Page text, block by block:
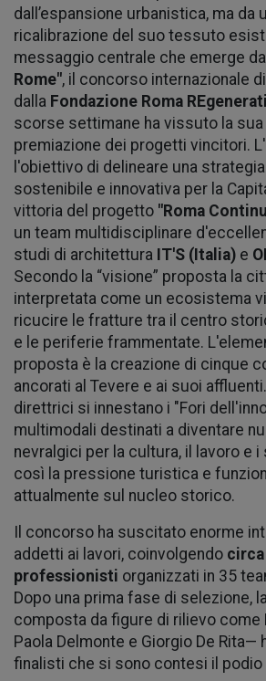
dall’espansione urbanistica, ma da
ricalibrazione del suo tessuto
messaggio centrale che emerge
Rome", il concorso internazionale
dalla Fondazione Roma
scorse settimane ha vissuto la
premiazione dei progetti vincitori.
l'obiettivo di delineare una
sostenibile e innovativa per la
vittoria del progetto "Roma
un team multidisciplinare
studi di architettura IT'S (Italia) e
Secondo la “visione” proposta la
interpretata come un ecosistema
ricucire le fratture tra il centro
e le periferie frammentate.
proposta è la creazione di cinque
ancorati al Tevere e ai suoi
direttrici si innestano i "Fori
multimodali destinati a diventare
nevralgici per la cultura, il lavoro e i
così la pressione turistica e
attualmente sul nucleo storico.
Il concorso ha suscitato enorme
addetti ai lavori, coinvolgendo
professionisti organizzati in 35
Dopo una prima fase di selezione,
composta da figure di rilievo come
Paola Delmonte e Giorgio De Rita—
finalisti che si sono contesi il podio